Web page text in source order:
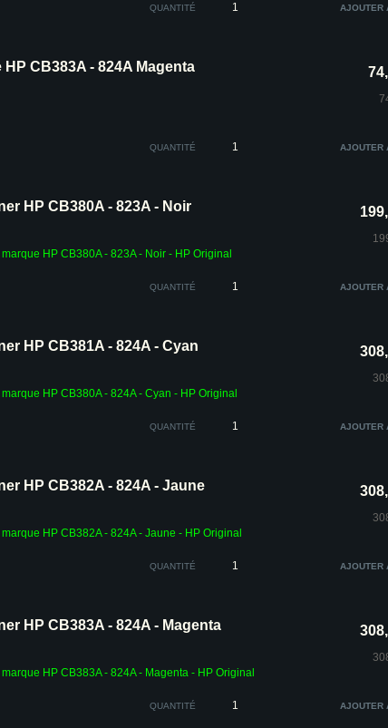
QUANTITÉ
CB383A - 824A Magenta
QUANTITÉ
HP CB380A - 823A - Noir
HP CB380A - 823A - Noir - HP Original
QUANTITÉ
HP CB381A - 824A - Cyan
HP CB380A - 824A - Cyan - HP Original
QUANTITÉ
HP CB382A - 824A - Jaune
HP CB382A - 824A - Jaune - HP Original
QUANTITÉ
HP CB383A - 824A - Magenta
HP CB383A - 824A - Magenta - HP Original
QUANTITÉ